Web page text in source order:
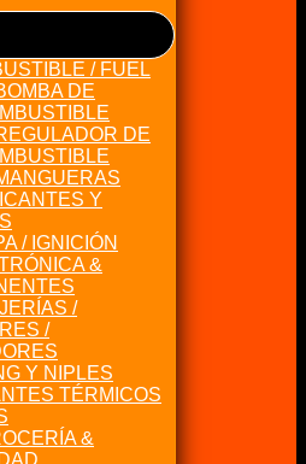
/ FUEL
DE
DE
Y
/ IGNICIÓN
&
/
/
Y NIPLES
TÉRMICOS
&